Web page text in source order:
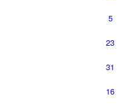
5
23
31
16